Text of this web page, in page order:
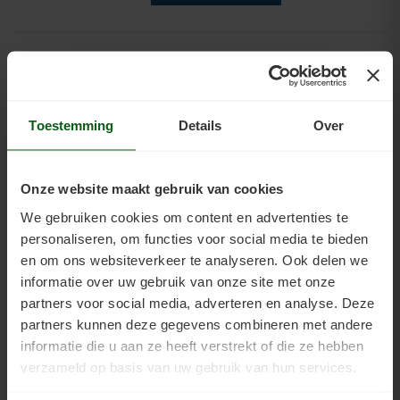
Toestemming Details Over
Onze website maakt gebruik van cookies
We gebruiken cookies om content en advertenties te
personaliseren, om functies voor social media te bieden
en om ons websiteverkeer te analyseren. Ook delen we
informatie over uw gebruik van onze site met onze
partners voor social media, adverteren en analyse. Deze
partners kunnen deze gegevens combineren met andere
informatie die u aan ze heeft verstrekt of die ze hebben
verzameld op basis van uw gebruik van hun services.
reinigingsmiddel. Deze
van het te verplaatsen, zoals veel
andere reinigers. Deze
vloerreiniger is het beste middel
voor het reinigen en ontvetten
BEKIJKEN